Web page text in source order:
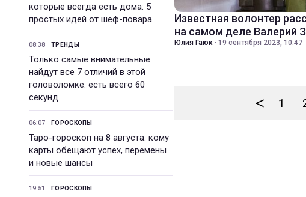
которые всегда есть дома: 5
простых идей от шеф-повара
08:38 ТРЕНДЫ
Только самые внимательные
найдут все 7 отличий в этой
головоломке: есть всего 60
секунд
06:07 ГОРОСКОПЫ
Таро-гороскоп на 8 августа: кому
карты обещают успех, перемены
и новые шансы
19:51 ГОРОСКОПЫ
Известная волонтер
на самом деле Валерий
Юлия Гаюк · 19 сентября 2023, 10:47
< 1